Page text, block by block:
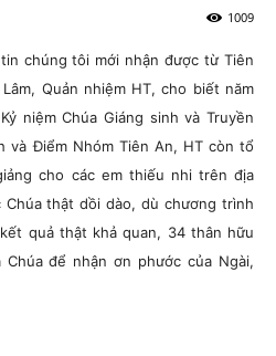
1009
tin chúng tôi mới nhận được từ Tiên
Quản nhiệm HT, cho biết năm
niệm Chúa Giáng sinh và Truyền
và Điểm Nhóm Tiên An, HT còn tổ
cho các em thiếu nhi trên địa
Chúa thật dồi dào, dù chương trình
quả thật khả quan, 34 thân hữu
để nhận ơn phước của Ngài,